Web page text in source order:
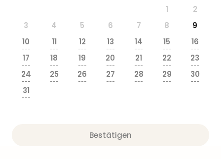
1
2
3
4 5 6 7 8
9
10
---
11
---
12
---
13
---
14
---
15
---
16
---
17
---
18
---
19
---
20
---
21
---
22
---
23
---
24
---
25
---
26
---
27
---
28
---
29
---
30
---
31
---
Bestätigen